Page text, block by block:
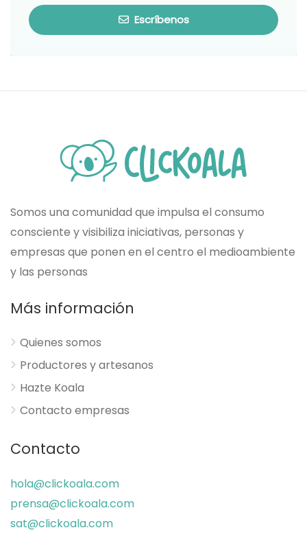
Escríbenos
Somos una comunidad que impulsa el consumo
consciente y visibiliza iniciativas, personas y
empresas que ponen en el centro el medioambiente
y las personas
Más información
Quienes somos
Productores y artesanos
Hazte Koala
Contacto empresas
Contacto
hola@clickoala.com
prensa@clickoala.com
sat@clickoala.com